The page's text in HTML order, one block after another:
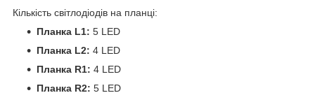
Кількість світлодіодів на планці:
Планка L1: 5 LED
Планка L2: 4 LED
Планка R1: 4 LED
Планка R2: 5 LED